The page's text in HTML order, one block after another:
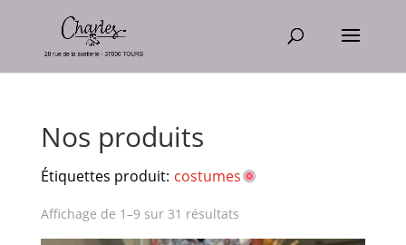
Nos produits
Étiquettes produit: costumes
Affichage de 1–9 sur 31 résultats